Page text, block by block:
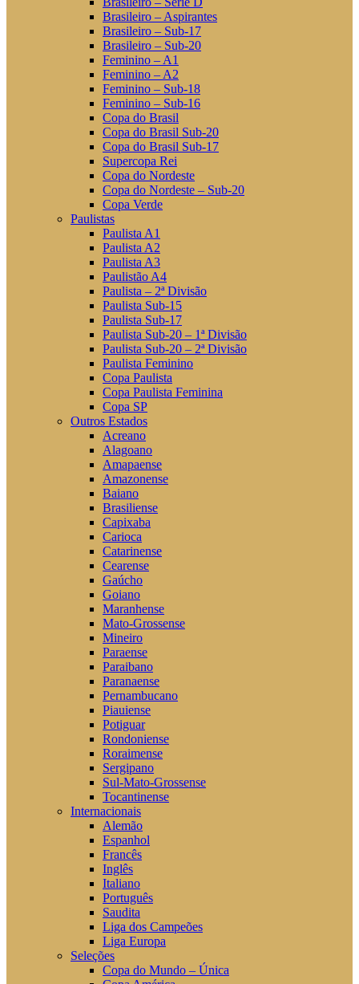
Brasileiro – Aspirantes
Brasileiro – Sub-17
Brasileiro – Sub-20
Feminino – A1
Feminino – A2
Feminino – Sub-18
Feminino – Sub-16
Copa do Brasil
Copa do Brasil Sub-20
Copa do Brasil Sub-17
Supercopa Rei
Copa do Nordeste
Copa do Nordeste – Sub-20
Copa Verde
Paulistas
Paulista A1
Paulista A2
Paulista A3
Paulistão A4
Paulista – 2ª Divisão
Paulista Sub-15
Paulista Sub-17
Paulista Sub-20 – 1ª Divisão
Paulista Sub-20 – 2ª Divisão
Paulista Feminino
Copa Paulista
Copa Paulista Feminina
Copa SP
Outros Estados
Acreano
Alagoano
Amapaense
Amazonense
Baiano
Brasiliense
Capixaba
Carioca
Catarinense
Cearense
Gaúcho
Goiano
Maranhense
Mato-Grossense
Mineiro
Paraense
Paraibano
Paranaense
Pernambucano
Piauiense
Potiguar
Rondoniense
Roraimense
Sergipano
Sul-Mato-Grossense
Tocantinense
Internacionais
Alemão
Espanhol
Francês
Inglês
Italiano
Português
Saudita
Liga dos Campeões
Liga Europa
Seleções
Copa do Mundo – Única